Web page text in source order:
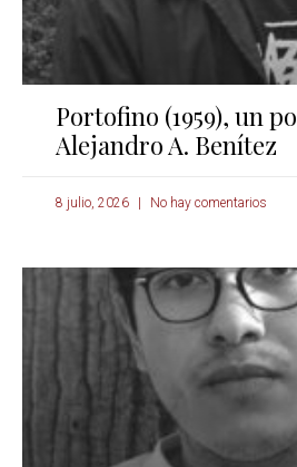
Portofino (1959), un
Alejandro A. Benítez
8 julio, 2026 No hay comentarios